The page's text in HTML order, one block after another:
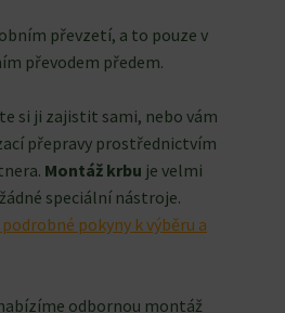
převzetí, a to pouze v
převodem předem.
si ji zajistit sami, nebo vám
přepravy prostřednictvím
Montáž krbu je velmi
speciální nástroje.
podrobné pokyny k výběru a
odbornou montáž